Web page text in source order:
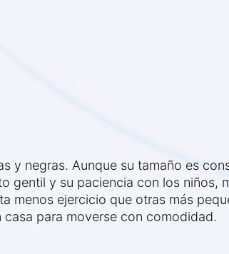
y negras. Aunque su tamaño es
gentil y su paciencia con los niños,
menos ejercicio que otras más
para moverse con comodidad.